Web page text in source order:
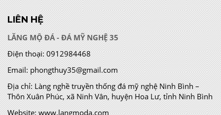
LIÊN HỆ
LĂNG MỘ ĐÁ - ĐÁ MỸ NGHỆ 35
Điện thoại: 0912984468
Email: phongthuy35@gmail.com
Địa chỉ:Làng nghề truyền thống đá mỹ nghệ Ninh Bình –
Thôn Xuân Phúc, xã Ninh Vân, huyện Hoa Lư, tỉnh Ninh Bình
Website: www.langmoda.com